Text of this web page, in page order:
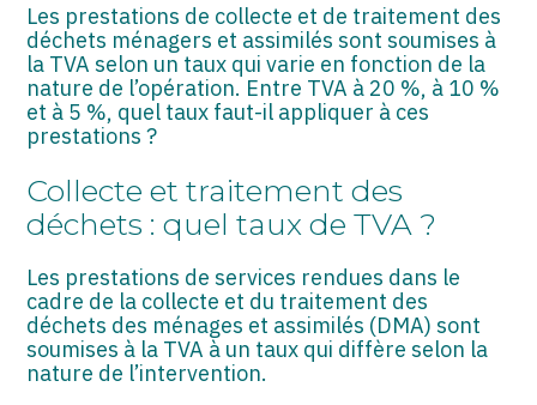
HOLDING
PARTICULIERS
EXPATRIÉ NON RÉSIDANT
IMPATRIÉ / EXPATRIÉ
START-UP
SECTEUR AUDIOVISUEL
Être prêt pour la facturation
électronique
Les prestations de collecte et de traitement des
déchets ménagers et assimilés sont soumises à
la TVA selon un taux qui varie en fonction de la
nature de l’opération. Entre TVA à 20 %, à 10 %
et à 5 %, quel taux faut-il appliquer à ces
prestations ?
Collecte et traitement des
déchets : quel taux de TVA ?
Les prestations de services rendues dans le
cadre de la collecte et du traitement des
déchets des ménages et assimilés (DMA) sont
soumises à la TVA à un taux qui diffère selon la
nature de l’intervention.